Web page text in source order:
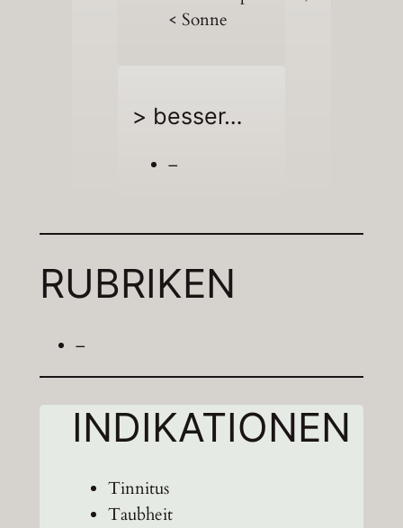
< Sonne
> besser…
–
RUBRIKEN
–
INDIKATIONEN
Tinnitus
Taubheit